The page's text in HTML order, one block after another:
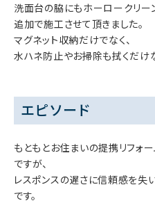
洗面台の脇にもホーロークリー
追加で施工させて頂きました。
マグネット収納だけでなく、
水ハネ防止やお掃除も拭くだけ
エピソード
もともとお住まいの提携リフォ
ですが、
レスポンスの遅さに信頼感を失
です。